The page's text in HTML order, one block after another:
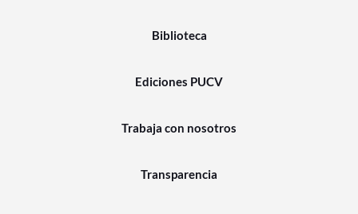
Biblioteca
Ediciones PUCV
Trabaja con nosotros
Transparencia